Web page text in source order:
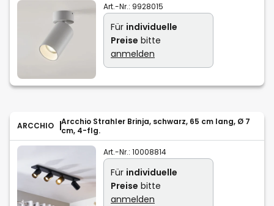
Art.-Nr.: 9928015
Für individuelle
Preise bitte
anmelden
ARCCHIO
Arcchio Strahler Brinja, schwarz, 65 cm lang, Ø 7
cm, 4-flg.
Art.-Nr.: 10008814
Für individuelle
Preise bitte
anmelden